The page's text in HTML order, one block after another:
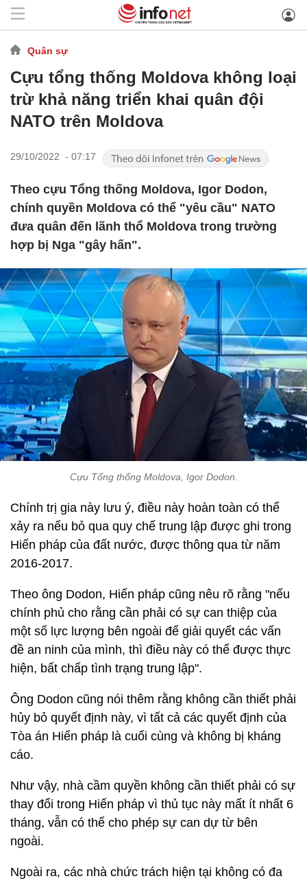
Quân sự
Cựu tổng thống Moldova không loại
trừ khả năng triển khai quân đội
NATO trên Moldova
29/10/2022 - 07:17
Theo cựu Tổng thống Moldova, Igor Dodon,
chính quyền Moldova có thể "yêu cầu" NATO
đưa quân đến lãnh thổ Moldova trong trường
hợp bị Nga "gây hấn".
Cựu Tổng thống Moldova, Igor Dodon.
Chính trị gia này lưu ý, điều này hoàn toàn có thể
xảy ra nếu bỏ qua quy chế trung lập được ghi trong
Hiến pháp của đất nước, được thông qua từ năm
2016-2017.
Theo ông Dodon, Hiến pháp cũng nêu rõ rằng "nếu
chính phủ cho rằng cần phải có sự can thiệp của
một số lực lượng bên ngoài để giải quyết các vấn
đề an ninh của mình, thì điều này có thể được thực
hiện, bất chấp tình trạng trung lập".
Ông Dodon cũng nói thêm rằng không cần thiết phải
hủy bỏ quyết định này, vì tất cả các quyết định của
Tòa án Hiến pháp là cuối cùng và không bị kháng
cáo.
Như vậy, nhà cầm quyền không cần thiết phải có sự
thay đổi trong Hiến pháp vì thủ tục này mất ít nhất 6
tháng, vẫn có thể cho phép sự can dự từ bên
ngoài.
Ngoài ra, các nhà chức trách hiện tại không có đa